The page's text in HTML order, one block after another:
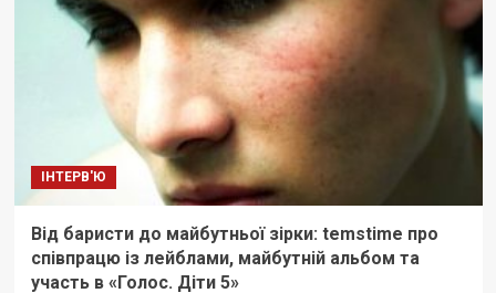
ІНТЕРВ'Ю
Від баристи до майбутньої зірки: temstime про
співпрацю із лейблами, майбутній альбом та
участь в «Голос. Діти 5»